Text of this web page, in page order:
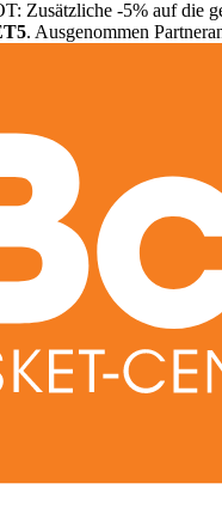
Zusätzliche -5% auf die
. Ausgenommen